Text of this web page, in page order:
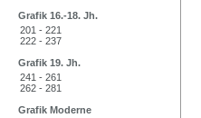
Grafik 16.-18. Jh.
201 - 221
222 - 237
Grafik 19. Jh.
241 - 261
262 - 281
Grafik Moderne